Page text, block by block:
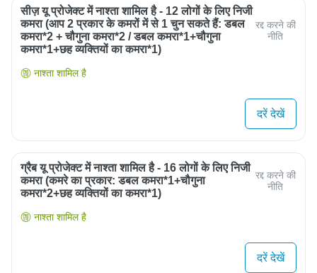
सीज़ यू प्रोजेक्ट में नाश्ता शामिल है - 12 लोगों के लिए निजी
कमरा (आप 2 प्रकार के कमरों में से 1 चुन सकते हैं: डबल
कमरा*2 + चौगुना कमरा*2 / डबल कमरा*1+चौगुना
कमरा*1+छह व्यक्तियों का कमरा*1)
रद्द करने की
नीति
नाश्ता शामिल है
दरें देखें
ग्रैब यू प्रोजेक्ट में नाश्ता शामिल है - 16 लोगों के लिए निजी
कमरा (कमरे का प्रकार: डबल कमरा*1+चौगुना
कमरा*2+छह व्यक्तियों का कमरा*1)
रद्द करने की
नीति
नाश्ता शामिल है
दरें देखें